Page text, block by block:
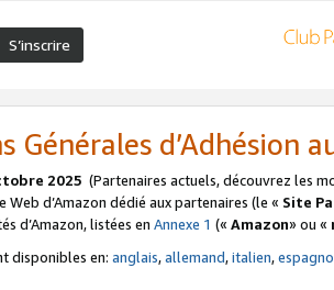
S’inscrire
Générales d’Adhésion
2025 (Partenaires actuels, découvrez les
Web d’Amazon dédié aux partenaires (le « Site
d’Amazon, listées en Annexe 1 (« Amazon» ou «
disponibles en: anglais,allemand,italien,